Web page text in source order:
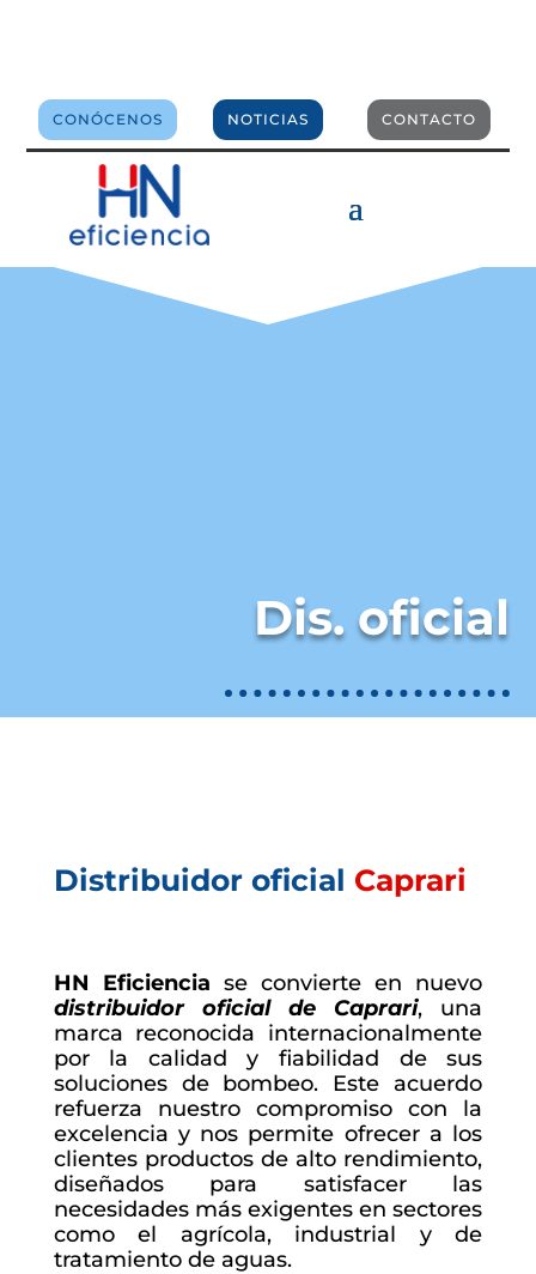
CONÓCENOS NOTICIAS CONTACTO
Dis. oficial
Distribuidor oficial Caprari
HN Eficiencia se convierte en nuevo
distribuidor oficial de Caprari, una
marca reconocida internacionalmente
por la calidad y fiabilidad de sus
soluciones de bombeo. Este acuerdo
refuerza nuestro compromiso con la
excelencia y nos permite ofrecer a los
clientes productos de alto rendimiento,
diseñados para satisfacer las
necesidades más exigentes en sectores
como el agrícola, industrial y de
tratamiento de aguas.